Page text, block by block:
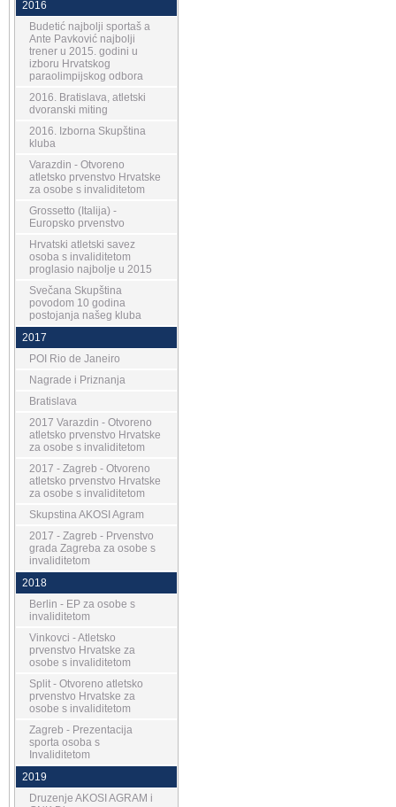
2016
Budetić najbolji sportaš a
Ante Pavković najbolji
trener u 2015. godini u
izboru Hrvatskog
paraolimpijskog odbora
2016. Bratislava, atletski
dvoranski miting
2016. Izborna Skupština
kluba
Varazdin - Otvoreno
atletsko prvenstvo Hrvatske
za osobe s invaliditetom
Grossetto (Italija) -
Europsko prvenstvo
Hrvatski atletski savez
osoba s invaliditetom
proglasio najbolje u 2015
Svečana Skupština
povodom 10 godina
postojanja našeg kluba
2017
POI Rio de Janeiro
Nagrade i Priznanja
Bratislava
2017 Varazdin - Otvoreno
atletsko prvenstvo Hrvatske
za osobe s invaliditetom
2017 - Zagreb - Otvoreno
atletsko prvenstvo Hrvatske
za osobe s invaliditetom
Skupstina AKOSI Agram
2017 - Zagreb - Prvenstvo
grada Zagreba za osobe s
invaliditetom
2018
Berlin - EP za osobe s
invaliditetom
Vinkovci - Atletsko
prvenstvo Hrvatske za
osobe s invaliditetom
Split - Otvoreno atletsko
prvenstvo Hrvatske za
osobe s invaliditetom
Zagreb - Prezentacija
sporta osoba s
Invaliditetom
2019
Druzenje AKOSI AGRAM i